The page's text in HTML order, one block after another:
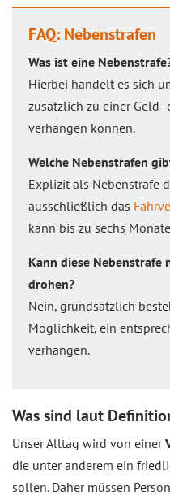
FAQ: Nebenstrafen
Was ist eine
Hierbei handelt es sich
zusätzlich zu einer Geld-
verhängen können.
Welche Nebenstrafen
Explizit als Nebenstrafe
ausschließlich das
kann bis zu sechs
Kann diese Nebenstrafe
drohen?
Nein, grundsätzlich
Möglichkeit, ein
verhängen.
Was sind laut
Unser Alltag wird von einer
die unter anderem ein
sollen. Daher müssen